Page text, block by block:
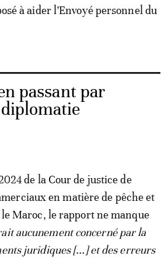
à aider l’Envoyé personnel du
passant par
de la Cour de justice de
en matière de pêche et
Maroc, le rapport ne manque
aucunement concerné par la
juridiques [...] et des erreurs